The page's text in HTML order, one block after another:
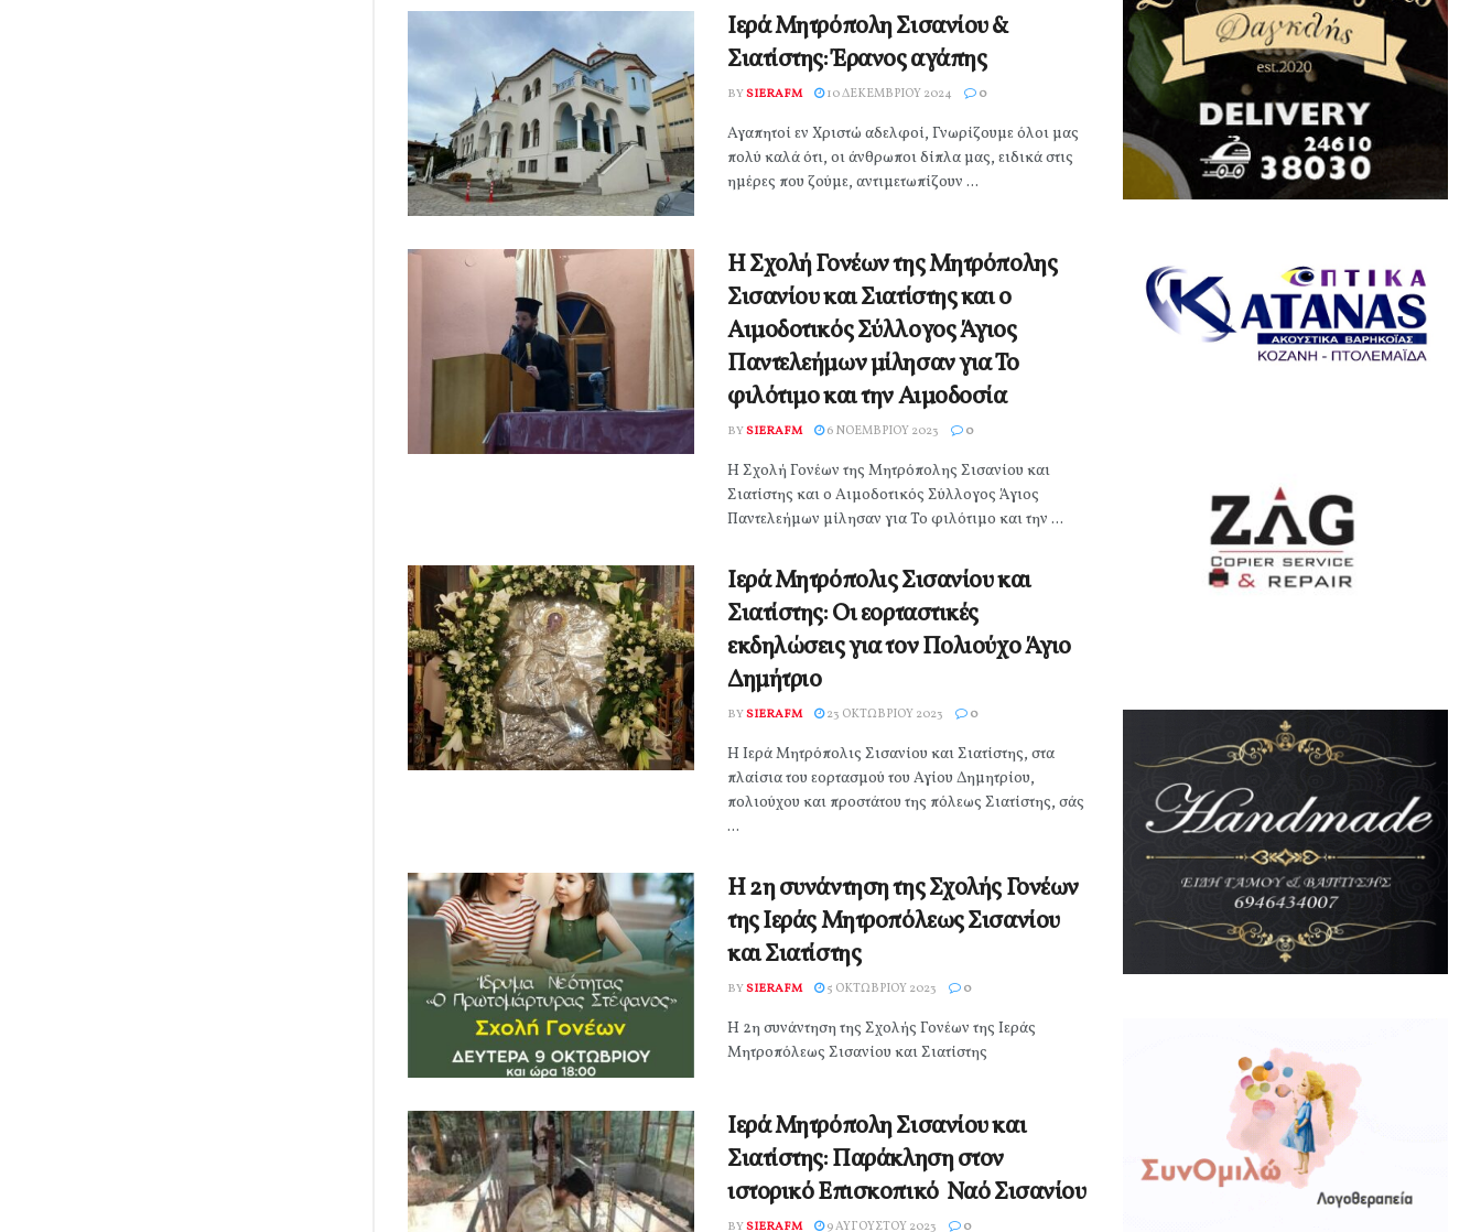
Ιερά Μητρόπολη Σισανίου &
Σιατίστης: Έρανος αγάπης
BYSIERAFM 10 ΔΕΚΕΜΒΡΊΟΥ 2024 0
Αγαπητοί εν Χριστώ αδελφοί, Γνωρίζουμε όλοι μας
πολύ καλά ότι, οι άνθρωποι δίπλα μας, ειδικά στις
ημέρες που ζούμε, αντιμετωπίζουν ...
Η Σχολή Γονέων της Μητρόπολης
Σισανίου και Σιατίστης και ο
Αιμοδοτικός Σύλλογος Άγιος
Παντελεήμων μίλησαν για Το
φιλότιμο και την Αιμοδοσία
BYSIERAFM 6 ΝΟΕΜΒΡΊΟΥ 2023 0
Η Σχολή Γονέων της Μητρόπολης Σισανίου και
Σιατίστης και ο Αιμοδοτικός Σύλλογος Άγιος
Παντελεήμων μίλησαν για Το φιλότιμο και την ...
Ιερά Μητρόπολις Σισανίου και
Σιατίστης: Οι εορταστικές
εκδηλώσεις για τον Πολιούχο Άγιο
Δημήτριο
BYSIERAFM 23 ΟΚΤΩΒΡΊΟΥ 2023 0
Η Ιερά Μητρόπολις Σισανίου και Σιατίστης, στα
πλαίσια του εορτασμού του Αγίου Δημητρίου,
πολιούχου και προστάτου της πόλεως Σιατίστης, σάς
...
Η 2η συνάντηση της Σχολής Γονέων
της Ιεράς Μητροπόλεως Σισανίου
και Σιατίστης
BYSIERAFM 5 ΟΚΤΩΒΡΊΟΥ 2023 0
Η 2η συνάντηση της Σχολής Γονέων της Ιεράς
Μητροπόλεως Σισανίου και Σιατίστης
Ιερά Μητρόπολη Σισανίου και
Σιατίστης: Παράκληση στον
ιστορικό Επισκοπικό Ναό Σισανίου
BYSIERAFM 9 ΑΥΓΟΎΣΤΟΥ 2023 0